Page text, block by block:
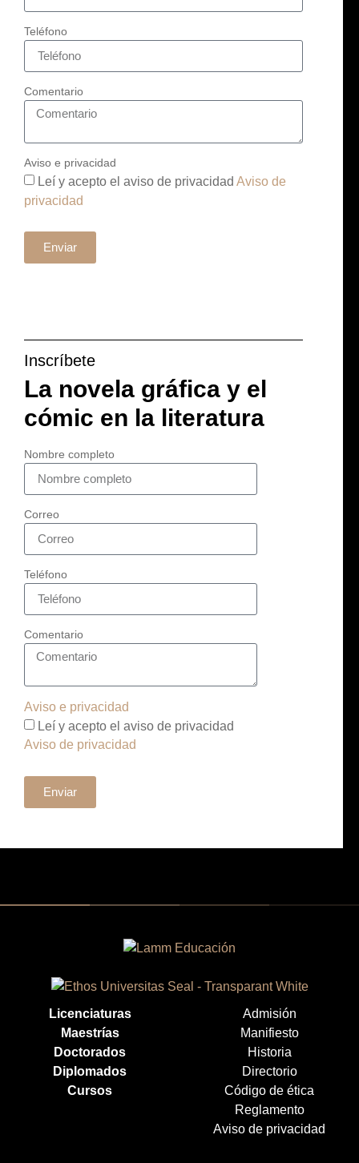
Teléfono
Comentario
Aviso e privacidad
Leí y acepto el aviso de privacidad Aviso de
privacidad
Enviar
Inscríbete
La novela gráfica y el
cómic en la literatura
Nombre completo
Correo
Teléfono
Comentario
Aviso e privacidad
Leí y acepto el aviso de privacidad
Aviso de privacidad
Enviar
Licenciaturas
Maestrías
Doctorados
Diplomados
Cursos
Admisión
Manifiesto
Historia
Directorio
Código de ética
Reglamento
Aviso de privacidad